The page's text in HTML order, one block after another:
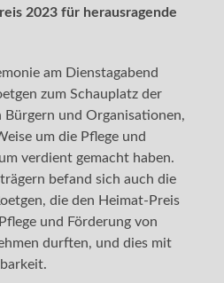
2023 für herausragende
am Dienstagabend
zum Schauplatz der
Bürgern und Organisationen,
um die Pflege und
verdient gemacht haben.
befand sich auch die
die den Heimat-Preis
und Förderung von
durften, und dies mit